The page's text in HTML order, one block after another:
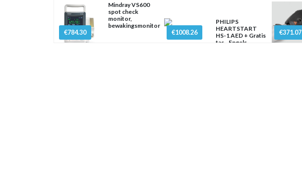
€784.30
Mindray VS600
spot check
monitor,
bewakingsmonitor
€1008.26
PHILIPS
HEARTSTART
HS-1 AED + Gratis
tas - Engels
€371.07